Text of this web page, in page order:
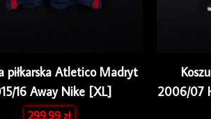
piłkarska Atletico Madryt
16 Away Nike [XL]
299.99zł
2006/07